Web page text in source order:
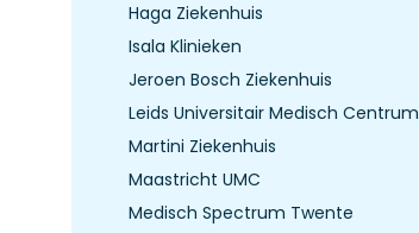
Haga Ziekenhuis
Isala Klinieken
Jeroen Bosch Ziekenhuis
Leids Universitair Medisch Centrum
Martini Ziekenhuis
Maastricht UMC
Medisch Spectrum Twente